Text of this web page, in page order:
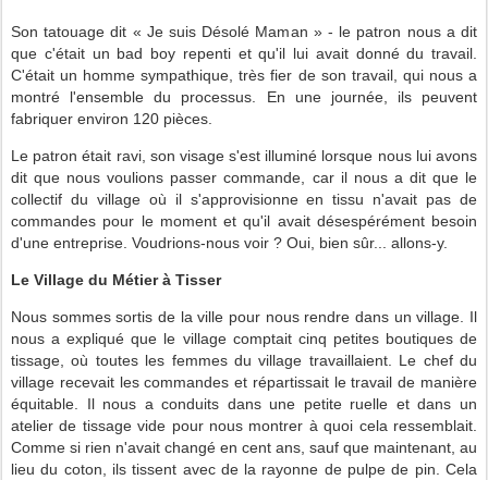
Son tatouage dit « Je suis Désolé Maman » - le patron nous a dit
que c'était un bad boy repenti et qu'il lui avait donné du travail.
C'était un homme sympathique, très fier de son travail, qui nous a
montré l'ensemble du processus. En une journée, ils peuvent
fabriquer environ 120 pièces.
Le patron était ravi, son visage s'est illuminé lorsque nous lui avons
dit que nous voulions passer commande, car il nous a dit que le
collectif du village où il s'approvisionne en tissu n'avait pas de
commandes pour le moment et qu'il avait désespérément besoin
d'une entreprise. Voudrions-nous voir ? Oui, bien sûr... allons-y.
Le Village du Métier à Tisser
Nous sommes sortis de la ville pour nous rendre dans un village. Il
nous a expliqué que le village comptait cinq petites boutiques de
tissage, où toutes les femmes du village travaillaient. Le chef du
village recevait les commandes et répartissait le travail de manière
équitable. Il nous a conduits dans une petite ruelle et dans un
atelier de tissage vide pour nous montrer à quoi cela ressemblait.
Comme si rien n'avait changé en cent ans, sauf que maintenant, au
lieu du coton, ils tissent avec de la rayonne de pulpe de pin. Cela